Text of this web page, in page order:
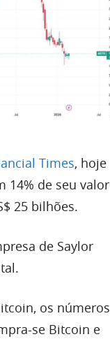
Times, hoje
14% de seu valor
25 bilhões.
de Saylor
os números
se Bitcoin e